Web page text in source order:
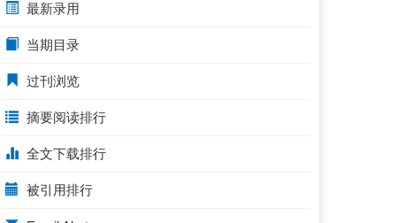
最新录用
当期目录
过刊浏览
摘要阅读排行
全文下载排行
被引用排行